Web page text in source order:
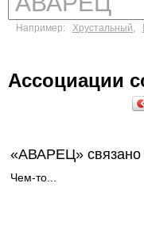
Например: Хрустальный,
Ассоциации
«АВАРЕЦ» связано
Чем-то...